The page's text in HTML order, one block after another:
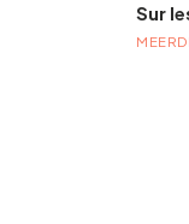
Sur